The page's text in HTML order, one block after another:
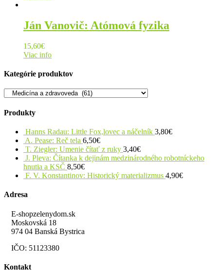
Ján Vanovič: Atómová fyzika
15,60€
Viac info
Kategórie produktov
Produkty
Hanns Radau: Little Fox,lovec a náčelník 3,80€
A. Pease: Reč tela 6,50€
T. Ziegler: Umenie čítať z ruky 3,40€
J. Pleva: Čítanka k dejinám medzinárodného robotníckeho
hnutia a KSČ 8,50€
F. V. Konstantinov: Historický materializmus 4,90€
Adresa
E-shopzelenydom.sk
Moskovská 18
974 04 Banská Bystrica
IČO: 51123380
Kontakt